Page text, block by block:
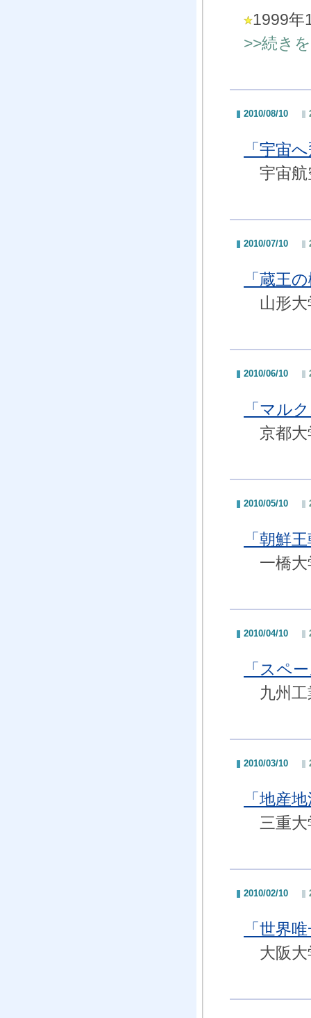
1999年
>>続き
2010/08/10
「宇宙
宇宙航
2010/07/10
「蔵王
山形大
2010/06/10
「マル
京都大
2010/05/10
「朝鮮
一橋大
2010/04/10
「スペ
九州工
2010/03/10
「地産
三重大
2010/02/10
「世界
大阪大